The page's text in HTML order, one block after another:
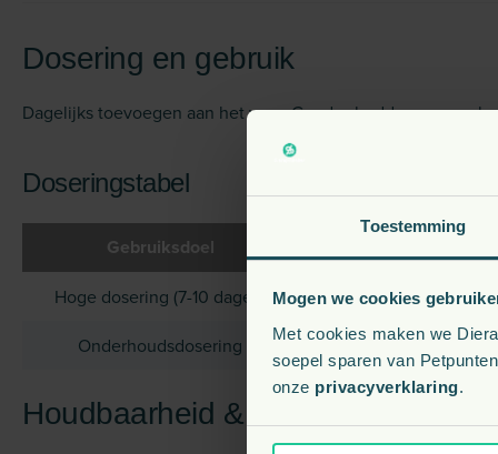
Toestemming
Mogen we cookies
Met cookies maken we
soepel sparen van
onze privacyverklaring.
Dosering en gebruik
Dagelijks toevoegen aan het voer. Goed schudden voor
Doseringstabel
Gebruiksdoel
Hoge dosering (7-10 dagen) 45
Onderhoudsdosering
15 - 30
Houdbaarheid & bewaaradvies